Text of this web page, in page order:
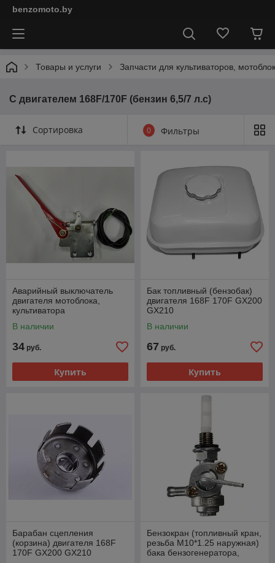
benzomoto.by
Товары и услуги Запчасти для культиваторов,
С двигателем 168F/170F (бензин 6,5/7 л.с)
Сортировка 0 Фильтры
Аварийный выключатель
двигателя мотоблока,
культиватора
В наличии
34 руб.
Купить
Бак топливный (бензобак)
двигателя 168F 170F GX200
GX210
В наличии
67 руб.
Купить
Барабан сцепления
(корзина) двигателя 168F
170F GX200 GX210
Бензокран (топливный кран,
резьба M10*1.25 наружная)
бака бензогенератора,